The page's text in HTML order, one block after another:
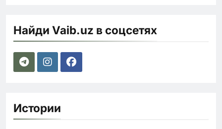
Найди Vaib.uz в соцсетях
Истории